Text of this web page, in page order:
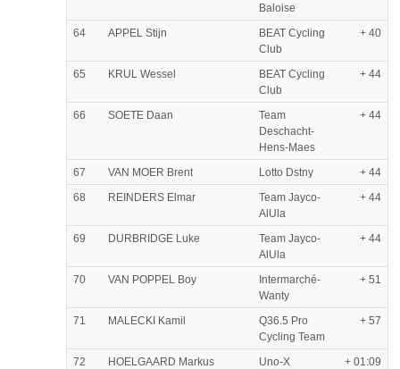
Baloise
64 APPEL Stijn
BEAT Cycling
Club
+ 40
65 KRUL Wessel
BEAT Cycling
Club
+ 44
66 SOETE Daan
Team
Deschacht-
Hens-Maes
+ 44
67 VAN MOER Brent Lotto Dstny
+ 44
68
REINDERS Elmar
Team Jayco-
AlUla
+ 44
69 DURBRIDGE Luke
Team Jayco-
AlUla
+ 44
70 VAN POPPEL Boy
Intermarché-
Wanty
+ 51
71 MALECKI Kamil
Q36.5 Pro
Cycling Team
+ 57
72 HOELGAARD Markus
Uno-X
+ 01:09